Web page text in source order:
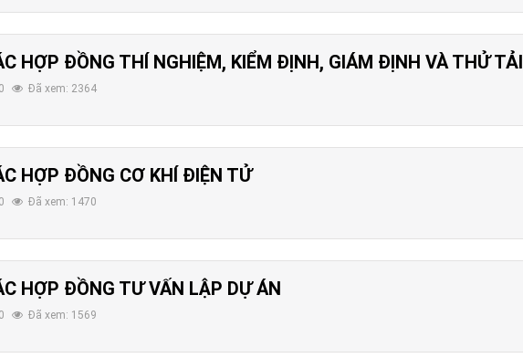
HỢP ĐỒNG THÍ NGHIỆM, KIỂM ĐỊNH, GIÁM ĐỊNH VÀ THỬ TẢI
Đã xem: 2364
HỢP ĐỒNG CƠ KHÍ ĐIỆN TỬ
Đã xem: 1470
HỢP ĐỒNG TƯ VẤN LẬP DỰ ÁN
Đã xem: 1569